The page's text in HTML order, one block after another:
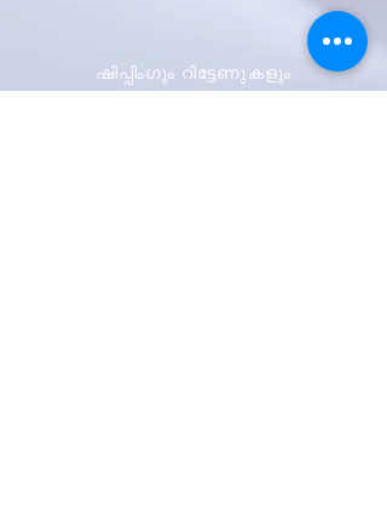
ഷിപ്പിംഗും റിട്ടേണുകളും